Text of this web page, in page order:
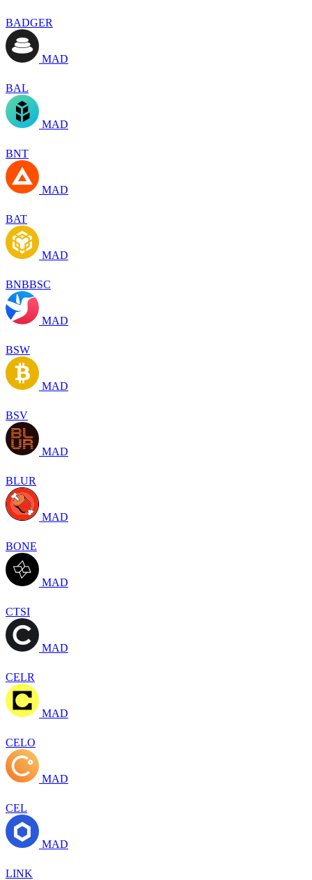
BADGER
MAD
BAL
MAD
BNT
MAD
BAT
MAD
BNBBSC
MAD
BSW
MAD
BSV
MAD
BLUR
MAD
BONE
MAD
CTSI
MAD
CELR
MAD
CELO
MAD
CEL
MAD
LINK